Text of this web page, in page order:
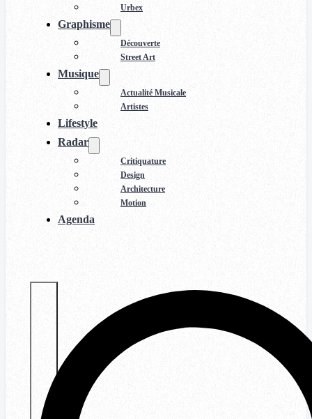
Urbex
Graphisme
Découverte
Street Art
Musique
Actualité Musicale
Artistes
Lifestyle
Radar
Critiquature
Design
Architecture
Motion
Agenda